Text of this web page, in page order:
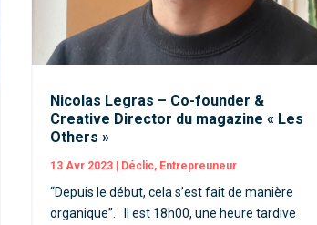
Nicolas Legras – Co-founder &
Creative Director du magazine « Les
Others »
13 Avr 2023| Déclic, Entrepreuneur
“Depuis le début, cela s’est fait de manière
organique”. Il est 18h00, une heure tardive